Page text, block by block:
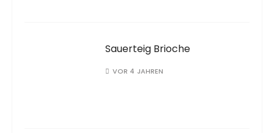
Sauerteig Brioche
VOR 4 JAHREN